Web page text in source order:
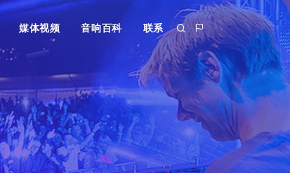
媒体视频 音响百科 联系